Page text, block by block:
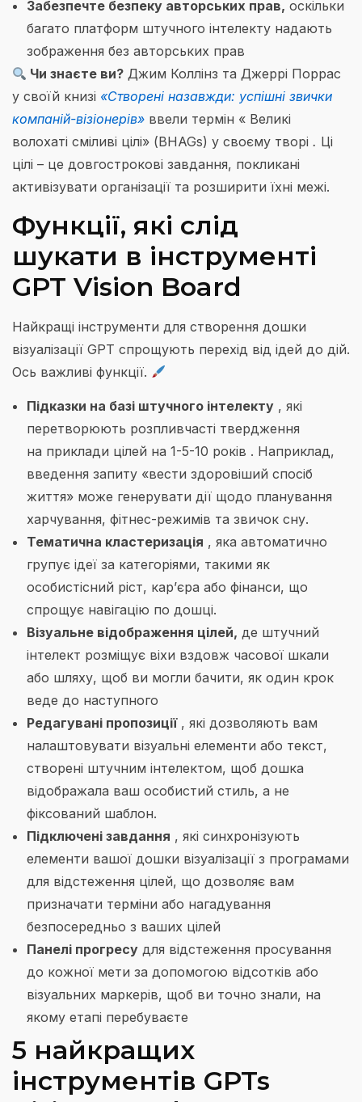
Забезпечте безпеку авторських прав, оскільки
багато платформ штучного інтелекту надають
зображення без авторських прав
Чи знаєте ви? Джим Коллінз та Джеррі Поррас
у своїй книзі «Створені назавжди: успішні звички
компаній-візіонерів» ввели термін « Великі
волохаті сміливі цілі» (BHAGs) у своєму творі . Ці
цілі – це довгострокові завдання, покликані
активізувати організації та розширити їхні межі.
Функції, які слід
шукати в інструменті
GPT Vision Board
Найкращі інструменти для створення дошки
візуалізації GPT спрощують перехід від ідей до дій.
Ось важливі функції.
Підказки на базі штучного інтелекту , які
перетворюють розпливчасті твердження
на приклади цілей на 1-5-10 років . Наприклад,
введення запиту «вести здоровіший спосіб
життя» може генерувати дії щодо планування
харчування, фітнес-режимів та звичок сну.
Тематична кластеризація , яка автоматично
групує ідеї за категоріями, такими як
особистісний ріст, кар’єра або фінанси, що
спрощує навігацію по дошці.
Візуальне відображення цілей, де штучний
інтелект розміщує віхи вздовж часової шкали
або шляху, щоб ви могли бачити, як один крок
веде до наступного
Редагувані пропозиції, які дозволяють вам
налаштовувати візуальні елементи або текст,
створені штучним інтелектом, щоб дошка
відображала ваш особистий стиль, а не
фіксований шаблон.
Підключені завдання , які синхронізують
елементи вашої дошки візуалізації з програмами
для відстеження цілей, що дозволяє вам
призначати терміни або нагадування
безпосередньо з ваших цілей
Панелі прогресу для відстеження просування
до кожної мети за допомогою відсотків або
візуальних маркерів, щоб ви точно знали, на
якому етапі перебуваєте
5 найкращих
інструментів GPTs